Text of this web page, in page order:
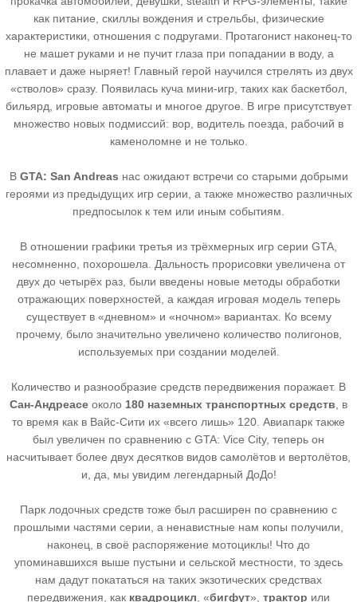
как питание, скиллы вождения и стрельбы, физические
характеристики, отношения с подругами. Протагонист наконец-то
не машет руками и не пучит глаза при попадании в воду, а
плавает и даже ныряет! Главный герой научился стрелять из двух
«стволов» сразу. Появилась куча мини-игр, таких как баскетбол,
бильярд, игровые автоматы и многое другое. В игре присутствует
множество новых подмиссий: вор, водитель поезда, рабочий в
каменоломне и не только.
В GTA: San Andreas нас ожидают встречи со старыми добрыми
героями из предыдущих игр серии, а также множество различных
предпосылок к тем или иным событиям.
В отношении графики третья из трёхмерных игр серии GTA,
несомненно, похорошела. Дальность прорисовки увеличена от
двух до четырёх раз, были введены новые методы обработки
отражающих поверхностей, а каждая игровая модель теперь
существует в «дневном» и «ночном» вариантах. Ко всему
прочему, было значительно увеличено количество полигонов,
используемых при создании моделей.
Количество и разнообразие средств передвижения поражает. В
Сан-Андреасе около 180 наземных транспортных средств , в
то время как в Вайс-Сити их «всего лишь» 120. Авиапарк также
был увеличен по сравнению с GTA: Vice City, теперь он
насчитывает более двух десятков видов самолётов и вертолётов,
и, да, мы увидим легендарный ДоДо!
Парк лодочных средств тоже был расширен по сравнению с
прошлыми частями серии, а ненавистные нам копы получили,
наконец, в своё распоряжение мотоциклы! Что до
упоминавшихся выше пустыни и сельской местности, то здесь
нам дадут покататься на таких экзотических средствах
передвижения, как квадроцикл , «бигфут», трактор или